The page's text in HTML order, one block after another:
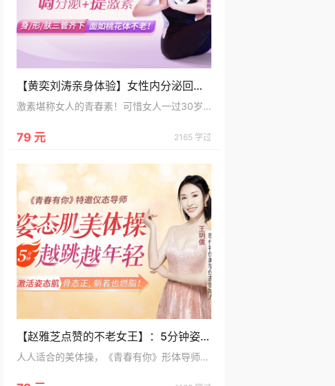
【黄奕刘涛亲身体验】女性内分泌回春必修课，每天5分钟，让身体回归20岁
激素堪称女人的青春素！可惜女人一过30岁，内分泌功能衰退，【黄奕刘涛亲身体验】女性内分泌回春必修课，每天5分钟，让身体回归20岁
79 元 2165 学过
【赵雅芝点赞的不老女王】：5分钟姿态肌美体操，360度锻造“长瘦不老”骨态
人人适合的美体操，《青春有你》形体导师亲身示范，融合姿态肌